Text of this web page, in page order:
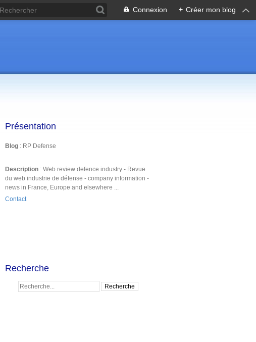
Connexion + Créer mon blog
Présentation
Blog : RP Defense
Description : Web review defence industry - Revue
du web industrie de défense - company information -
news in France, Europe and elsewhere ...
Contact
Recherche